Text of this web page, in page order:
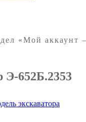
«Мой
Э-652Б.2353